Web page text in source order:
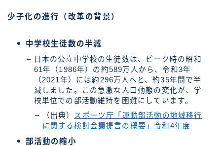
少子化の進行（改革の背景）
中学校生徒数の半減
日本の公立中学校の生徒数は、ピーク時の昭和
61年（1986年）の約589万人から、令和3年
（2021年）には約296万人へと、約35年間で半
減しました。この急激な人口動態の変化が、学
校単位での部活動維持を困難にしています。
（出典）
スポーツ庁「運動部活動の地域移行
に関する検討会議提言の概要」令和4年度
部活動の縮小